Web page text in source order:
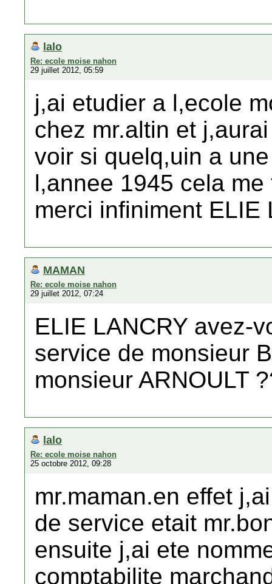
lalo
Re: ecole moise nahon
29 juillet 2012, 05:59
j,ai etudier a l,ecole
chez mr.altin et
voir si quelq,uin a
l,annee 1945 cela
merci infiniment ELIE
MAMAN
Re: ecole moise nahon
29 juillet 2012, 07:24
ELIE LANCRY avez-
service de monsieur
monsieur ARNOULT
lalo
Re: ecole moise nahon
25 octobre 2012, 09:28
mr.maman.en effet
de service etait
ensuite j,ai ete
comptabilite